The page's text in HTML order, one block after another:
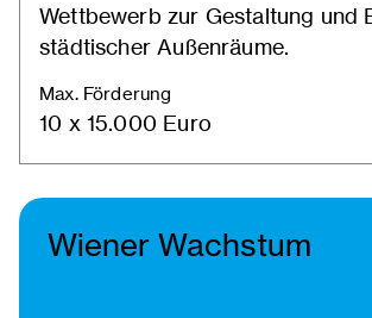
Wettbewerb zur Gestaltung und
städtischer Außenräume.
Max. Förderung
10 x 15.000 Euro
Wiener Wachstum